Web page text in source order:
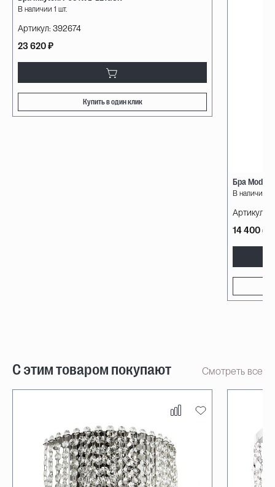
В наличии 1 шт.
Артикул: 392674
23 620 ₽
Купить в один клик
Бра
В наличии 3
Артикул:
14 400 ₽
С этим товаром покупают Смотреть все